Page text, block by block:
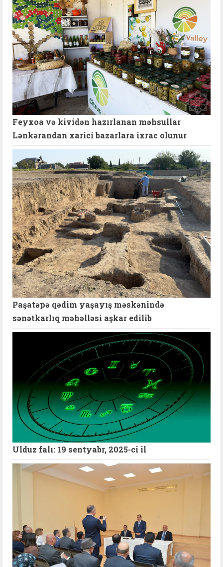
Feyxoa və kividən hazırlanan məhsullar
Lənkərandan xarici bazarlara ixrac olunur
Paşatəpə qədim yaşayış məskənində
sənətkarlıq məhəlləsi aşkar edilib
Ulduz falı: 19 sentyabr, 2025-ci il